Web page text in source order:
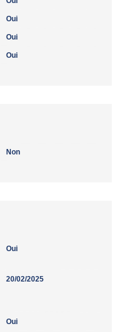
Oui
Oui
Oui
Non
Oui
20/02/2025
Oui